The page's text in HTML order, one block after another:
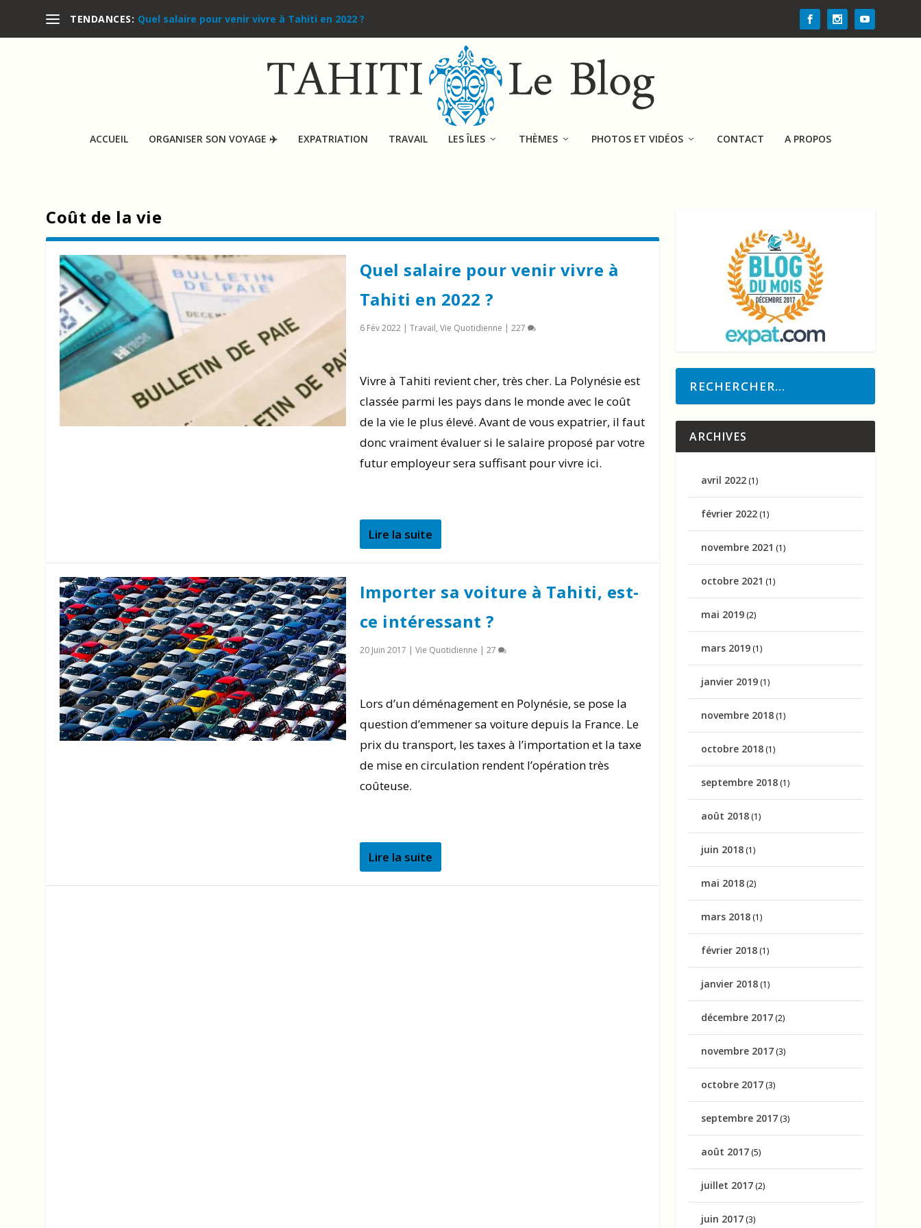
TENDANCES: Quel salaire pour venir vivre à Tahiti en 2022 ?
ACCUEIL ORGANISER SON VOYAGE ✈️ EXPATRIATION TRAVAIL LES ÎLES THÈMES PHOTOS ET VIDÉOS CONTACT A PROPOS
Coût de la vie
Quel salaire pour venir vivre à
Tahiti en 2022 ?
6 Fév 2022| Travail, Vie Quotidienne | 227
Vivre à Tahiti revient cher, très cher. La Polynésie est
classée parmi les pays dans le monde avec le coût
de la vie le plus élevé. Avant de vous expatrier, il faut
donc vraiment évaluer si le salaire proposé par votre
futur employeur sera suffisant pour vivre ici.
Lire la suite
Importer sa voiture à Tahiti, est-
ce intéressant ?
20 Juin 2017 | Vie Quotidienne | 27
Lors d’un déménagement en Polynésie, se pose la
question d’emmener sa voiture depuis la France. Le
prix du transport, les taxes à l’importation et la taxe
de mise en circulation rendent l’opération très
coûteuse.
Lire la suite
ARCHIVES
avril 2022 (1)
février 2022 (1)
novembre 2021 (1)
octobre 2021 (1)
mai 2019 (2)
mars 2019 (1)
janvier 2019 (1)
novembre 2018 (1)
octobre 2018 (1)
septembre 2018 (1)
août 2018 (1)
juin 2018 (1)
mai 2018 (2)
mars 2018 (1)
février 2018 (1)
janvier 2018 (1)
décembre 2017 (2)
novembre 2017 (3)
octobre 2017 (3)
septembre 2017 (3)
août 2017 (5)
juillet 2017 (2)
juin 2017 (3)